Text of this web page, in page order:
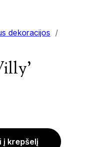
dekoracijos /
į krepšelį